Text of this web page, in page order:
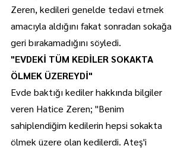
Zeren, kedileri genelde tedavi etmek
amacıyla aldığını fakat sonradan sokağa
geri bırakamadığını söyledi.
"EVDEKİ TÜM KEDİLER SOKAKTA
ÖLMEK ÜZEREYDİ"
Evde baktığı kediler hakkında bilgiler
veren Hatice Zeren; "Benim
sahiplendiğim kedilerin hepsi sokakta
ölmek üzere olan kedilerdi. Ateş'i